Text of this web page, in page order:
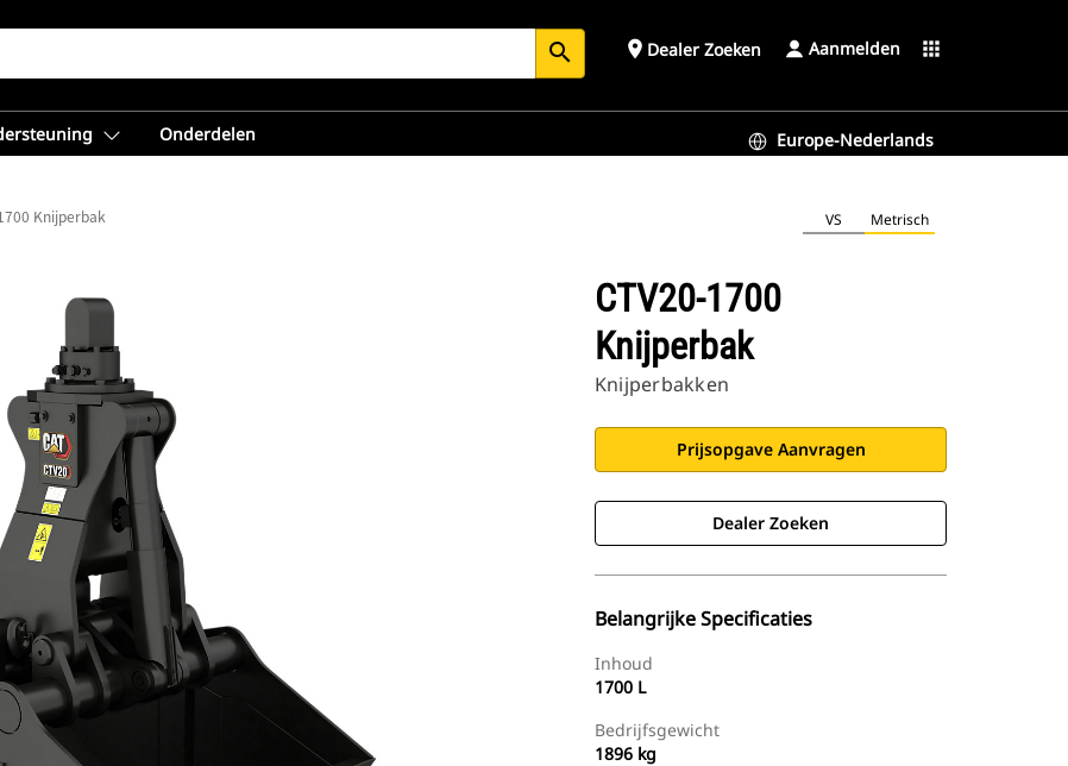
search place Dealer Zoeken Aanmelden apps
Onderdelen Europe-Nederlands
Knijperbak VS Metrisch
CTV20-1700
Knijperbak
Knijperbakken
Prijsopgave Aanvragen
Dealer Zoeken
Belangrijke Specificaties
Inhoud
1700 L
Bedrijfsgewicht
1896 kg